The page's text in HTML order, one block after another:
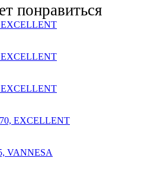
понравиться
EXCELLENT
EXCELLENT
EXCELLENT
EXCELLENT
VANNESA